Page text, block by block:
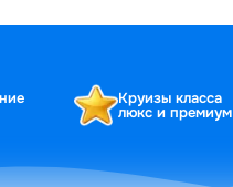
Круизы класса
люкс и премиум